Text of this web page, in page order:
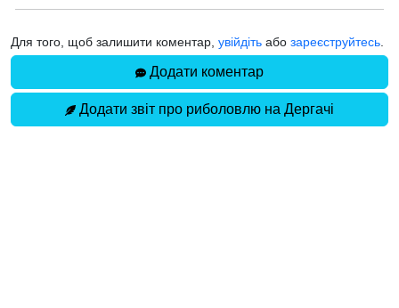
Для того, щоб залишити коментар, увійдіть або зареєструйтесь
Додати коментар
Додати звіт про риболовлю на Дергачі